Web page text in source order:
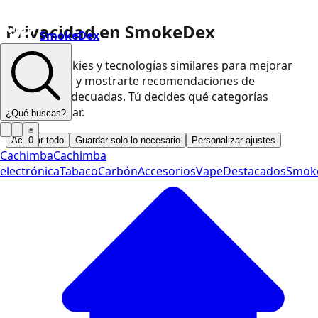
Privacidad en SmokeDex
Usamos cookies y tecnologías similares para mejorar
nuestra web y mostrarte recomendaciones de
productos adecuadas. Tú decides qué categorías
podemos usar.
Aceptar todo Guardar solo lo necesario Personalizar ajustes
SmokeDex
¿Qué buscas?
0
CachimbaCachimba
electrónicaTabacoCarbónAccesoriosVapeDestacados